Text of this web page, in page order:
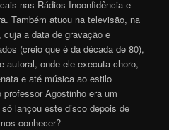
nas Rádios Inconfidência e
Também atuou na televisão, na
a data de gravação e
(creio que é da década de 80),
autoral, onde ele executa choro,
e até música ao estilo
Agostinho era um
lançou este disco depois de
conhecer?